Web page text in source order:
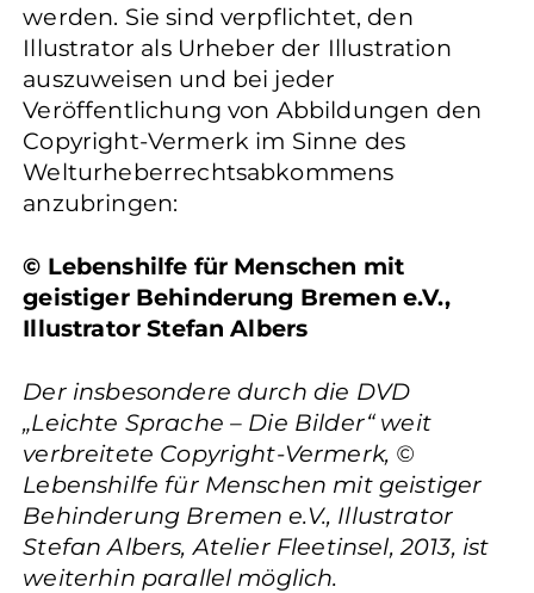
werden. Sie sind verpflichtet, den
Illustrator als Urheber der Illustration
auszuweisen und bei jeder
Veröffentlichung von Abbildungen den
Copyright-Vermerk im Sinne des
Welturheberrechtsabkommens
anzubringen:
© Lebenshilfe für Menschen mit
geistiger Behinderung Bremen e.V.,
Illustrator Stefan Albers
Der insbesondere durch die DVD
„Leichte Sprache – Die Bilder“ weit
verbreitete Copyright-Vermerk, ©
Lebenshilfe für Menschen mit geistiger
Behinderung Bremen e.V., Illustrator
Stefan Albers, Atelier Fleetinsel, 2013, ist
weiterhin parallel möglich.